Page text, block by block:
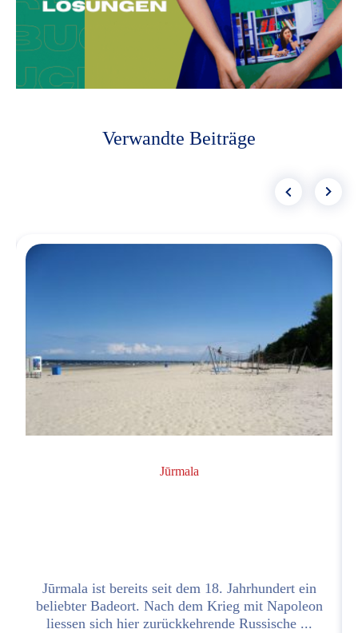
Verwandte Beiträge
Jūrmala
Jūrmala ist bereits seit dem 18. Jahrhundert ein
beliebter Badeort. Nach dem Krieg mit Napoleon
liessen sich hier zurückkehrende Russische ...